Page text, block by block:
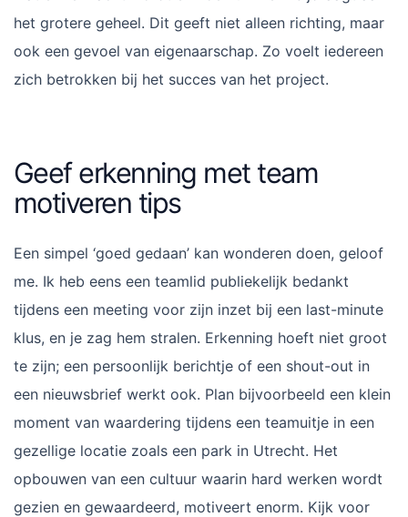
het grotere geheel. Dit geeft niet alleen richting, maar
ook een gevoel van eigenaarschap. Zo voelt iedereen
zich betrokken bij het succes van het project.
Geef erkenning met team
motiveren tips
Een simpel ‘goed gedaan’ kan wonderen doen, geloof
me. Ik heb eens een teamlid publiekelijk bedankt
tijdens een meeting voor zijn inzet bij een last-minute
klus, en je zag hem stralen. Erkenning hoeft niet groot
te zijn; een persoonlijk berichtje of een shout-out in
een nieuwsbrief werkt ook. Plan bijvoorbeeld een klein
moment van waardering tijdens een teamuitje in een
gezellige locatie zoals een park in Utrecht. Het
opbouwen van een cultuur waarin hard werken wordt
gezien en gewaardeerd, motiveert enorm. Kijk voor